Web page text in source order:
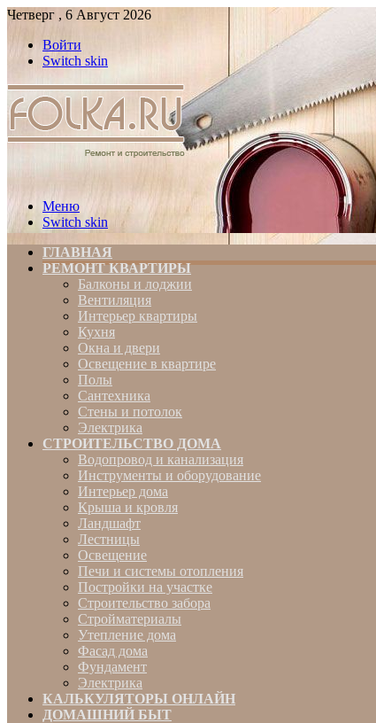
Четверг , 6 Август 2026
Войти
Switch skin
Меню
Switch skin
ГЛАВНАЯ
РЕМОНТ КВАРТИРЫ
Балконы и лоджии
Вентиляция
Интерьер квартиры
Кухня
Окна и двери
Освещение в квартире
Полы
Сантехника
Стены и потолок
Электрика
СТРОИТЕЛЬСТВО ДОМА
Водопровод и канализация
Инструменты и оборудование
Интерьер дома
Крыша и кровля
Ландшафт
Лестницы
Освещение
Печи и системы отопления
Постройки на участке
Строительство забора
Стройматериалы
Утепление дома
Фасад дома
Фундамент
Электрика
КАЛЬКУЛЯТОРЫ ОНЛАЙН
ДОМАШНИЙ БЫТ